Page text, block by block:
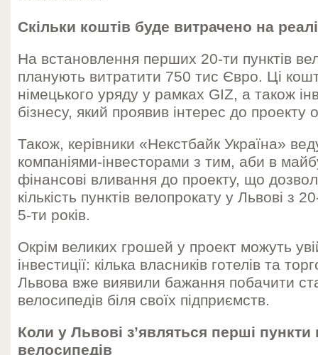
Скільки коштів буде витрачено на
На встановлення перших 20-ти пунктів
планують витратити 750 тис Євро. Ці
німецького уряду у рамках GIZ, а також
бізнесу, який проявив інтерес до проекту
Також, керівники «Некстбайк Україна»
компаніями-інвесторами з тим, аби в
фінансові вливання до проекту, що
кількість пунктів велопрокату у Львові з
5-ти років.
Окрім великих грошей у проект можуть
інвестиції: кілька власників готелів та
Львова вже виявили бажання побачити
велосипедів біля своїх підприємств.
Коли у Львові з’являться перші пункти
велосипедів